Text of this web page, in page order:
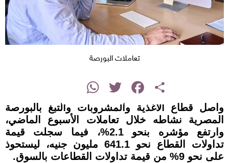
تعاملات البورصة
Share
Facebook
Twitter
WhatsApp
واصل قطاع الأغذية والمشروبات والتبغ بالبورصة
المصرية نشاطه خلال تعاملات الأسبوع الماضي،
وارتفع مؤشره بنحو 2.1%، فيما سجلت قيمة
تداولات القطاع نحو 641.1 مليون جنيه، ليستحوذ
على نحو 9% من قيمة تداولات القطاعات بالسوق.